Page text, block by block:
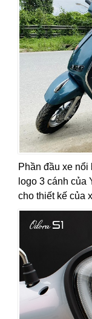
Phần đầu xe
logo 3 cánh của
cho thiết kế của